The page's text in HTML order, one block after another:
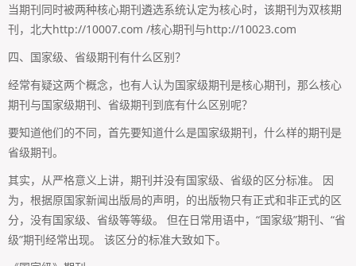
当期刊同时被两种核心期刊遴选系统认定为核心时，该期刊为双核期
刊，北大http://10007.com /核心期刊与http://10023.com
四、国家级、省级期刊有什么区别？
经常有疑这两个概念，也有人认为国家级期刊是核心期刊，那么核心
期刊与国家级期刊、省级期刊到底有什么区别呢？
要知道他们的不同，首先要知道什么是国家级期刊，什么样的期刊是
省级期刊。
其实，从严格意义上讲，期刊并没有国家级、省级的区分标准。 因
为，根据原国家新闻出版局的声明，的出版物只有正式和非正式的区
分，没有国家级、省级等等级。 但在日常用语中，“国家级”期刊、“省
级”期刊经常出现。 该区分的标准大致如下。